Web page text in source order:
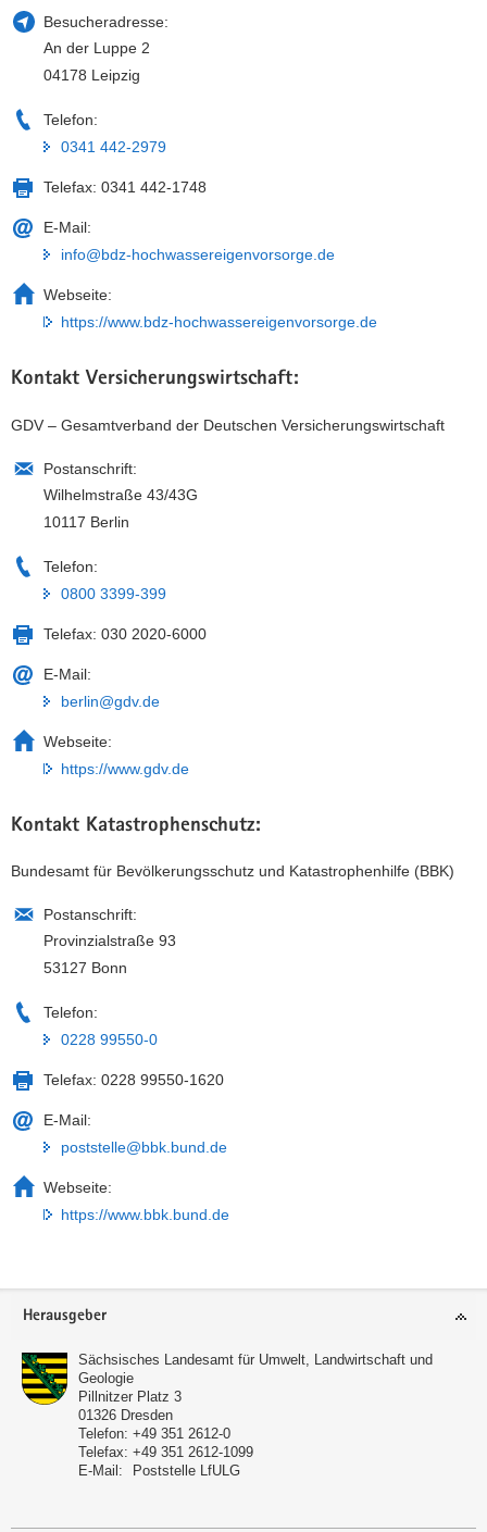
Besucheradresse:
An der Luppe 2
04178 Leipzig
Telefon:
0341 442-2979
Telefax: 0341 442-1748
E-Mail:
info@bdz-hochwassereigenvorsorge.de
Webseite:
https://www.bdz-hochwassereigenvorsorge.de
Kontakt Versicherungswirtschaft:
GDV – Gesamtverband der Deutschen Versicherungswirtschaft
Postanschrift:
Wilhelmstraße 43/43G
10117 Berlin
Telefon:
0800 3399-399
Telefax: 030 2020-6000
E-Mail:
berlin@gdv.de
Webseite:
https://www.gdv.de
Kontakt Katastrophenschutz:
Bundesamt für Bevölkerungsschutz und Katastrophenhilfe (BBK)
Postanschrift:
Provinzialstraße 93
53127 Bonn
Telefon:
0228 99550-0
Telefax: 0228 99550-1620
E-Mail:
poststelle@bbk.bund.de
Webseite:
https://www.bbk.bund.de
Footer-
Herausgeber
Sächsisches Landesamt für Umwelt, Landwirtschaft und
Geologie
Pillnitzer Platz 3
01326 Dresden
Telefon: +49 351 2612-0
Telefax: +49 351 2612-1099
E-Mail:
Poststelle LfULG